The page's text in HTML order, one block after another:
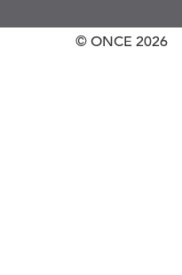
© ONCE 2026